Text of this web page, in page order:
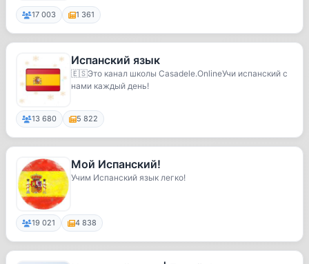
17 003 1 361
Испанский язык
🇪🇸Это канал школы Casadele.OnlineУчи испанский с
нами каждый день!
13 680 5 822
Мой Испанский!
Учим Испанский язык легко!
19 021 4 838